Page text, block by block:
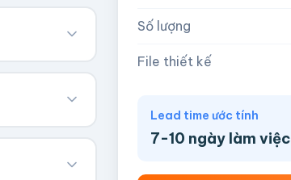
Số lượng
File thiết kế
Lead time ước tính
7-10 ngày làm việc